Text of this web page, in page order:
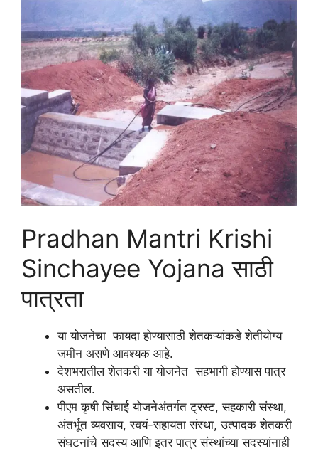
Pradhan Mantri Krishi
Sinchayee Yojana साठी
पात्रता
या योजनेचा फायदा होण्यासाठी शेतकऱ्यांकडे शेतीयोग्य
जमीन असणे आवश्यक आहे.
देशभरातील शेतकरी या योजनेत सहभागी होण्यास पात्र
असतील.
पीएम कृषी सिंचाई योजनेअंतर्गत ट्रस्ट, सहकारी संस्था,
अंतर्भूत व्यवसाय, स्वयं-सहायता संस्था, उत्पादक शेतकरी
संघटनांचे सदस्य आणि इतर पात्र संस्थांच्या सदस्यांनाही